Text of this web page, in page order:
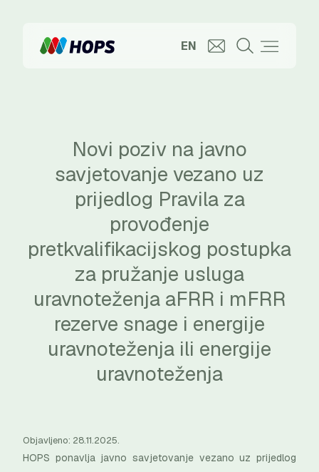
EN
Novi poziv na javno
savjetovanje vezano uz
prijedlog Pravila za
provođenje
pretkvalifikacijskog postupka
za pružanje usluga
uravnoteženja aFRR i mFRR
rezerve snage i energije
uravnoteženja ili energije
uravnoteženja
Objavljeno: 28.11.2025.
HOPS ponavlja javno savjetovanje vezano uz prijedlog